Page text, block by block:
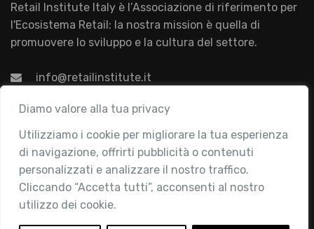
Diamo valore alla tua privacy
Utilizziamo i cookie per migliorare la tua esperienza
di navigazione, offrirti pubblicità o contenuti
personalizzati e analizzare il nostro traffico.
Cliccando “Accetta tutti”, acconsenti al nostro
utilizzo dei cookie.
Retail Institute Italy è l’Associazione di riferimento per
l'Ecosistema Retail: la nostra mission è quella di
promuovere lo sviluppo e la cultura del settore.
info@retailinstitute.it
Associazione
Chi siamo
Attività
Contatti
Area Riservata